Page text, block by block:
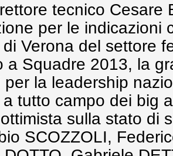
tecnico Cesare
per le indicazioni
Verona del settore
a Squadre 2013, la
per la leadership
a tutto campo dei big
sulla stato di
SCOZZOLI,